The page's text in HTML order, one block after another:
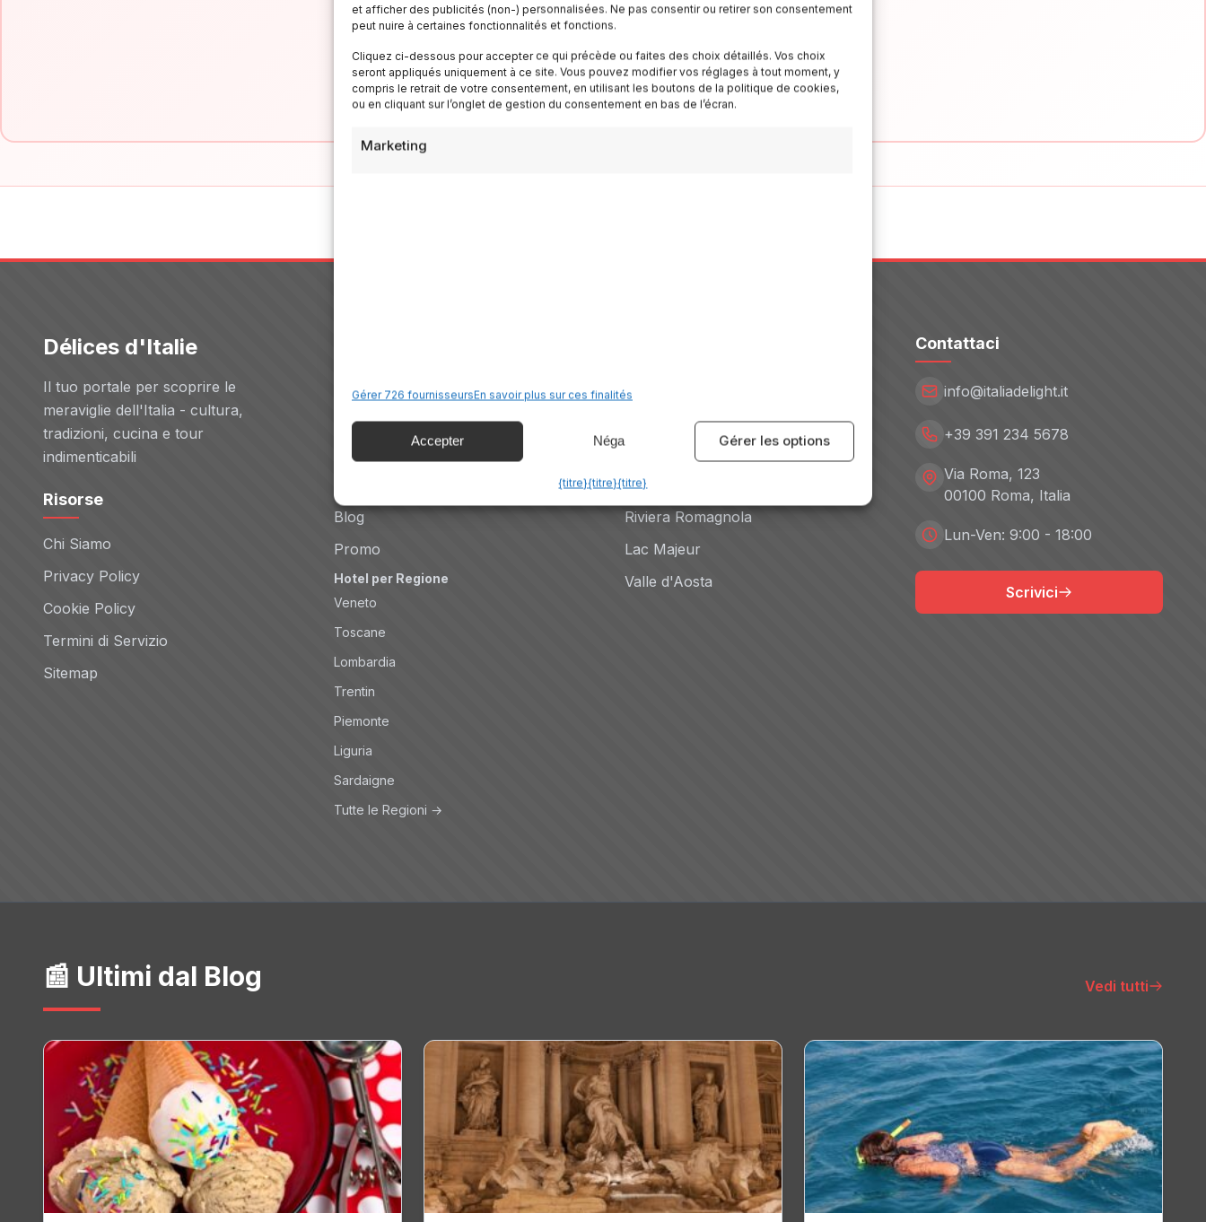
et afficher des publicités (non-) personnalisées. Ne pas consentir ou retirer son consentement
peut nuire à certaines fonctionnalités et fonctions.
Cliquez ci-dessous pour accepter ce qui précède ou faites des choix détaillés. Vos choix
seront appliqués uniquement à ce site. Vous pouvez modifier vos réglages à tout moment, y
compris le retrait de votre consentement, en utilisant les boutons de la politique de cookies,
ou en cliquant sur l’onglet de gestion du consentement en bas de l’écran.
Marketing
Gérer 726 fournisseursEn savoir plus sur ces finalités
Accepter Néga Gérer les options
{titre}{titre}{titre}
Iscriviti alla newsletter per ricevere guide di viaggio, offerte esclusive e
ispirazioni settimanali
Iscriviti
Délices d'Italie
Il tuo portale per scoprire le
meraviglie dell'Italia - cultura,
tradizioni, cucina e tour
indimenticabili
Risorse
Chi Siamo
Privacy Policy
Cookie Policy
Termini di Servizio
Sitemap
Hôtels
Voli
Noleggio Auto
Blog
Promo
Hotel per Regione
Veneto
Toscane
Lombardia
Trentin
Piemonte
Liguria
Sardaigne
Tutte le Regioni →
Lac de Garde
Lac de Côme
Côte amalfitaine
Riviera Romagnola
Lac Majeur
Valle d'Aosta
Contattaci
info@italiadelight.it
+39 391 234 5678
Via Roma, 123
00100 Roma, Italia
Lun-Ven: 9:00 - 18:00
Scrivici
📰 Ultimi dal Blog Vedi tutti